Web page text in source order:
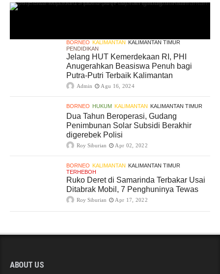
BORNEO KALIMANTAN
KALIMANTAN TIMUR
PENDIDIKAN
Jelang HUT Kemerdekaan RI, PHI
Anugerahkan Beasiswa Penuh bagi
Putra-Putri Terbaik Kalimantan
Admin Agu 16, 2024
BORNEO HUKUM KALIMANTAN KALIMANTAN TIMUR
Dua Tahun Beroperasi, Gudang
Penimbunan Solar Subsidi Berakhir
digerebek Polisi
Roy Siburian Apr 02, 2022
BORNEO KALIMANTAN
KALIMANTAN TIMUR
TERHEBOH
Ruko Deret di Samarinda Terbakar Usai
Ditabrak Mobil, 7 Penghuninya Tewas
Roy Siburian Apr 17, 2022
ABOUT US